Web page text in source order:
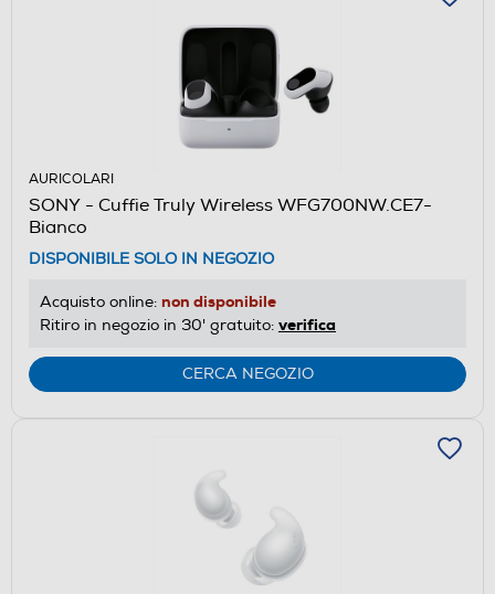
AURICOLARI
SONY - Cuffie Truly Wireless WFG700NW.CE7-
Bianco
DISPONIBILE SOLO IN NEGOZIO
Acquisto online: non disponibile
Ritiro in negozio in 30' gratuito: verifica
CERCA NEGOZIO